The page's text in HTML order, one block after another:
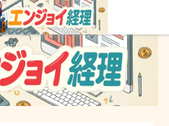
務ができるサイト